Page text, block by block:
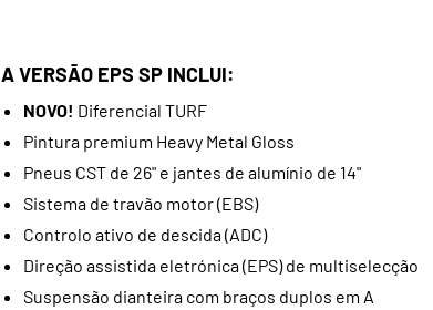
A VERSÃO EPS SP INCLUI:
NOVO! Diferencial TURF
Pintura premium Heavy Metal Gloss
Pneus CST de 26" e jantes de alumínio de 14"
Sistema de travão motor (EBS)
Controlo ativo de descida (ADC)
Direção assistida eletrónica (EPS) de multiselecção
Suspensão dianteira com braços duplos em A